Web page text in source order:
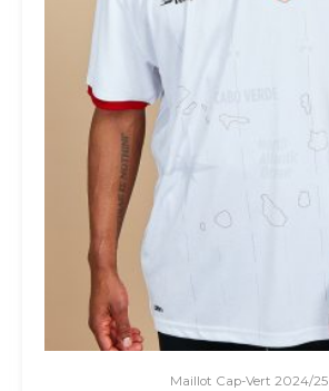
Maillot Cap-Vert 2024/25